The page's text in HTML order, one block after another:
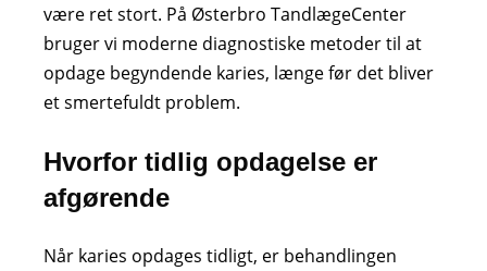
være ret stort. På Østerbro TandlægeCenter
bruger vi moderne diagnostiske metoder til at
opdage begyndende karies, længe før det bliver
et smertefuldt problem.
Hvorfor tidlig opdagelse er
afgørende
Når karies opdages tidligt, er behandlingen